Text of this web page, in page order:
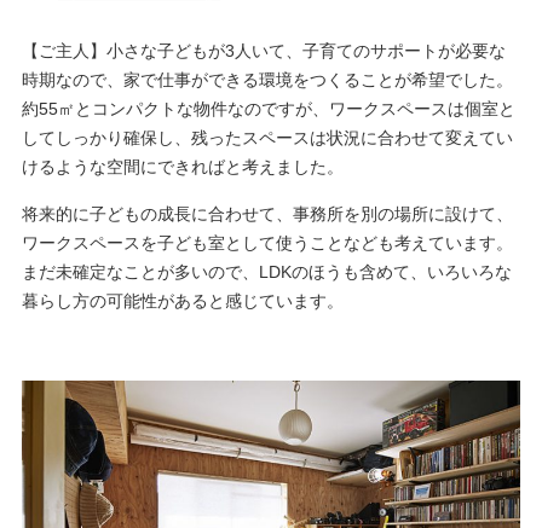
【ご主人】小さな子どもが3人いて、子育てのサポートが必要な
時期なので、家で仕事ができる環境をつくることが希望でした。
約55㎡とコンパクトな物件なのですが、ワークスペースは個室と
してしっかり確保し、残ったスペースは状況に合わせて変えてい
けるような空間にできればと考えました。
将来的に子どもの成長に合わせて、事務所を別の場所に設けて、
ワークスペースを子ども室として使うことなども考えています。
まだ未確定なことが多いので、LDKのほうも含めて、いろいろな
暮らし方の可能性があると感じています。